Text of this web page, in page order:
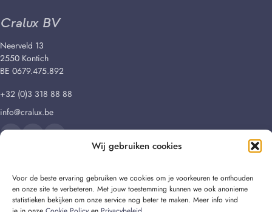
Wij gebruiken cookies
Voor de beste ervaring gebruiken we cookies om je voorkeuren te onthouden
en onze site te verbeteren. Met jouw toestemming kunnen we ook anonieme
statistieken bekijken om onze service nog beter te maken. Meer info vind
Cralux BV
Neerveld 13
2550 Kontich
BE 0679.475.892
+32 (0)3 318 88 88
info@cralux.be
© 2026 Cralux BV